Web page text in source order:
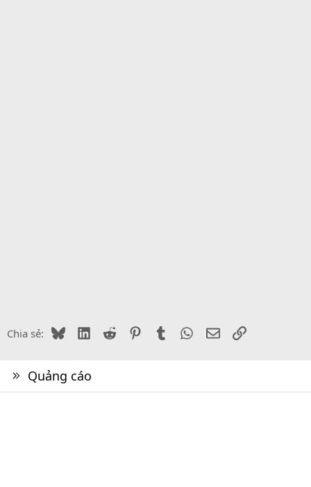
Chia sẻ: BlueskyLinkedIn
Reddit PinterestTumblr WhatsApp
EmailLink
Quảng cáo